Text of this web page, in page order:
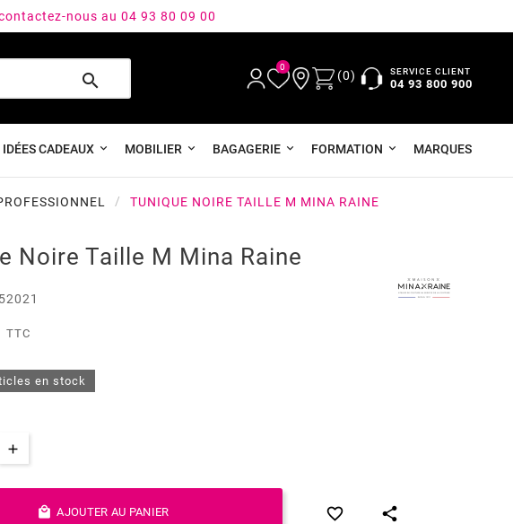
nous au 04 93 80 09 00

0
(0) SERVICE CLIENT
04 93 800 900
IDÉES CADEAUX MOBILIER BAGAGERIE FORMATION MARQUES
TUNIQUE NOIRE TAILLE M MINA RAINE
Noire Taille M Mina Raine
TTC
en stock
 AJOUTER AU PANIER  